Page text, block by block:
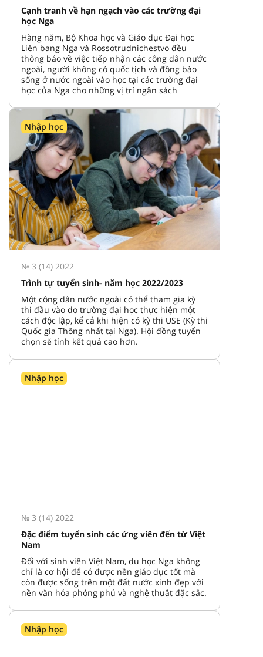
Cạnh tranh về hạn ngạch vào các trường đại
học Nga
Hàng năm, Bộ Khoa học và Giáo dục Đại học
Liên bang Nga và Rossotrudnichestvo đều
thông báo về việc tiếp nhận các công dân nước
ngoài, người không có quốc tịch và đồng bào
sống ở nước ngoài vào học tại các trường đại
học của Nga cho những vị trí ngân sách
Nhập học
№ 3 (14) 2022
Trình tự tuyển sinh- năm học 2022/2023
Một công dân nước ngoài có thể tham gia kỳ
thi đầu vào do trường đại học thực hiện một
cách độc lập, kể cả khi hiện có kỳ thi USE (Kỳ thi
Quốc gia Thông nhất tại Nga). Hội đồng tuyển
chọn sẽ tính kết quả cao hơn.
Nhập học
№ 3 (14) 2022
Đặc điểm tuyển sinh các ứng viên đến từ Việt
Nam
Đối với sinh viên Việt Nam, du học Nga không
chỉ là cơ hội để có được nền giáo dục tốt mà
còn được sống trên một đất nước xinh đẹp với
nền văn hóa phóng phú và nghệ thuật đặc sắc.
Nhập học